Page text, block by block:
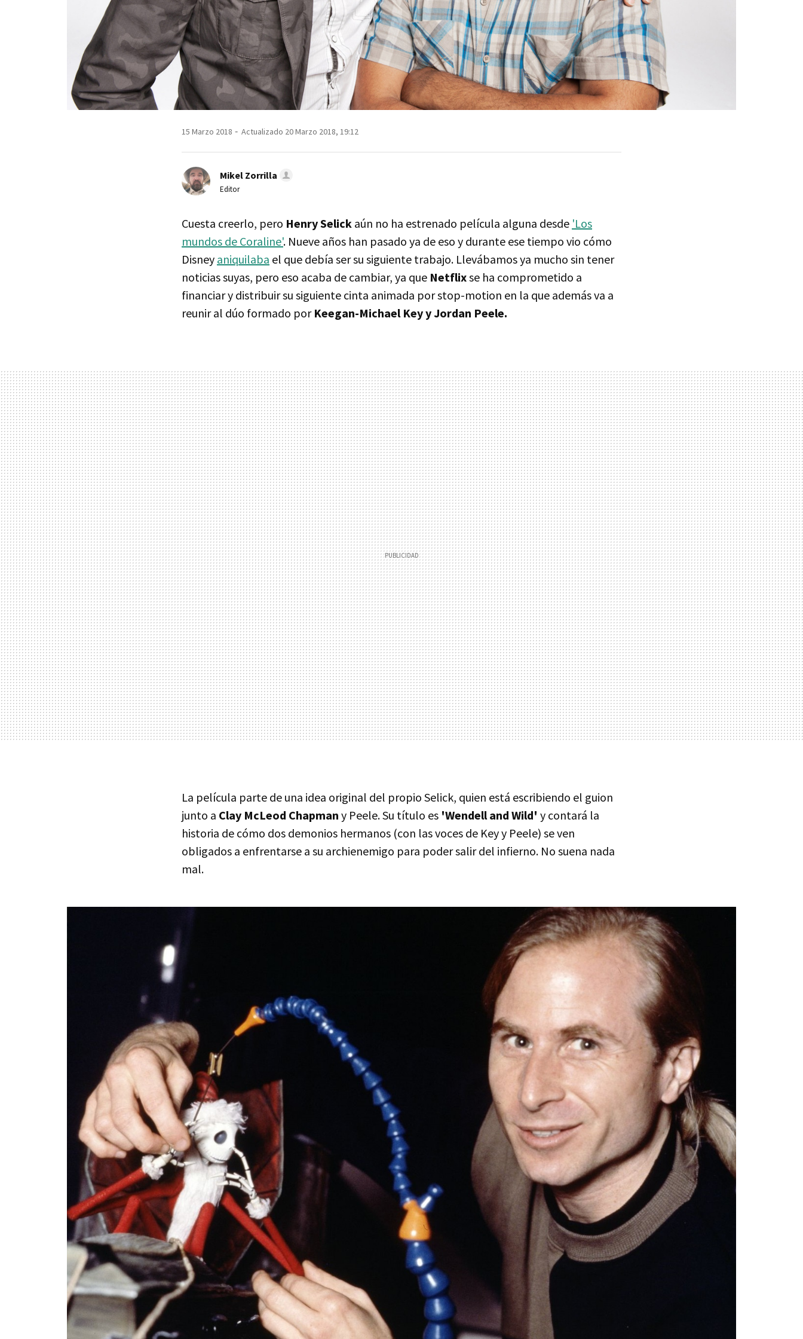
15 Marzo 2018 Actualizado 20 Marzo 2018, 19:12
Mikel Zorrilla
Editor
Cuesta creerlo, pero Henry Selick aún no ha estrenado película alguna desde 'Los
mundos de Coraline'. Nueve años han pasado ya de eso y durante ese tiempo vio cómo
Disney aniquilaba el que debía ser su siguiente trabajo. Llevábamos ya mucho sin tener
noticias suyas, pero eso acaba de cambiar, ya que Netflixse ha comprometido a
financiar y distribuir su siguiente cinta animada por stop-motion en la que además va a
reunir al dúo formado por Keegan-Michael Key y Jordan Peele.
La película parte de una idea original del propio Selick, quien está escribiendo el guion
junto a Clay McLeod Chapman y Peele. Su título es 'Wendell and Wild' y contará la
historia de cómo dos demonios hermanos (con las voces de Key y Peele) se ven
obligados a enfrentarse a su archienemigo para poder salir del infierno. No suena nada
mal.